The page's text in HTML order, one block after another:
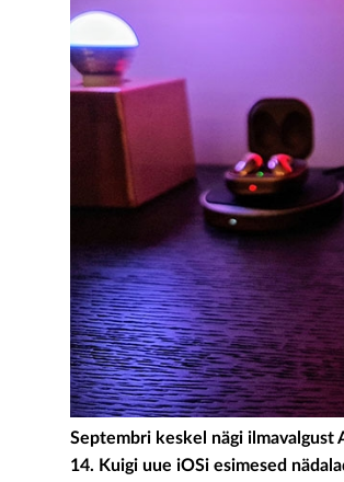
Septembri keskel nägi ilmavalgust
14. Kuigi uue iOSi esimesed